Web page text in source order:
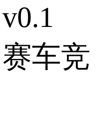
车竞